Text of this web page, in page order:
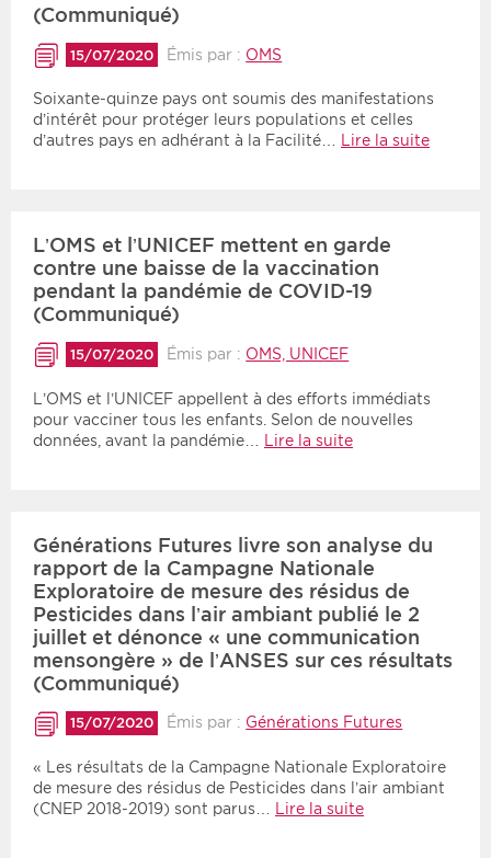
(Communiqué)
15/07/2020 Émis par : OMS
Soixante-quinze pays ont soumis des manifestations
d’intérêt pour protéger leurs populations et celles
d’autres pays en adhérant à la Facilité… Lire la suite
L’OMS et l’UNICEF mettent en garde
contre ‎une baisse de la vaccination
pendant la ‎pandémie de COVID-19
‎(Communiqué)
15/07/2020 Émis par : OMS, UNICEF
L’OMS et l’UNICEF appellent à des efforts immédiats
pour vacciner tous les ‎enfants. Selon de nouvelles
données, avant la pandémie…
Lire la suite
Générations Futures livre son analyse du
rapport de la Campagne Nationale
Exploratoire de mesure des résidus de
Pesticides dans l’air ambiant publié le 2
juillet et dénonce « une communication
mensongère » de l’ANSES sur ces résultats
(Communiqué)
15/07/2020 Émis par : Générations Futures
« Les résultats de la Campagne Nationale Exploratoire
de mesure des résidus de Pesticides dans l’air ambiant
(CNEP 2018-2019) sont parus…
Lire la suite